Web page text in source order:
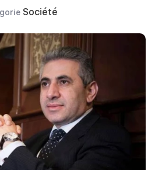
Société